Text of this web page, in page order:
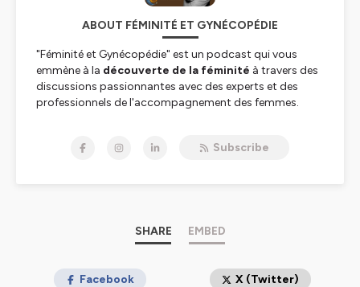
ABOUT FÉMINITÉ ET GYNÉCOPÉDIE
"Féminité et Gynécopédie" est un podcast qui vous
emmène à la découverte de la féminité à travers des
discussions passionnantes avec des experts et des
professionnels de l'accompagnement des femmes.
fertilité et autrice de plusieurs ouvrages sur la santé
Chaque saison, vous découvrirez des épisodes
hebdomadaires fascinants qui vous aideront à mieux
harmonie avec votre corps et votre esprit.
Subscribe
SHARE EMBED
Facebook X (Twitter)